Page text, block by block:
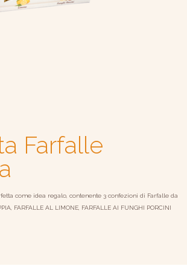
Farfalle
come idea regalo, contenente 3 confezioni di Farfalle da
FARFALLE AL LIMONE, FARFALLE AI FUNGHI PORCINI